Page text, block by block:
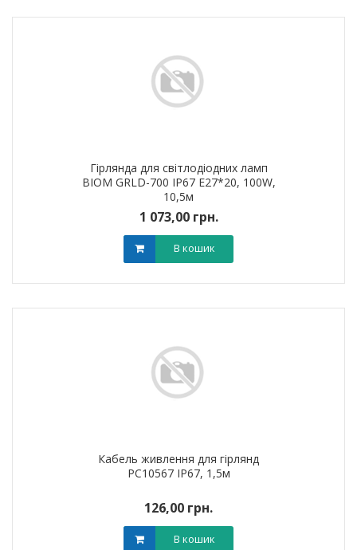
Гірлянда для світлодіодних ламп
BIOM GRLD-700 IP67 E27*20, 100W,
10,5м
1 073,00 грн.
В кошик
Кабель живлення для гірлянд
PC10567 IP67, 1,5м
126,00 грн.
В кошик